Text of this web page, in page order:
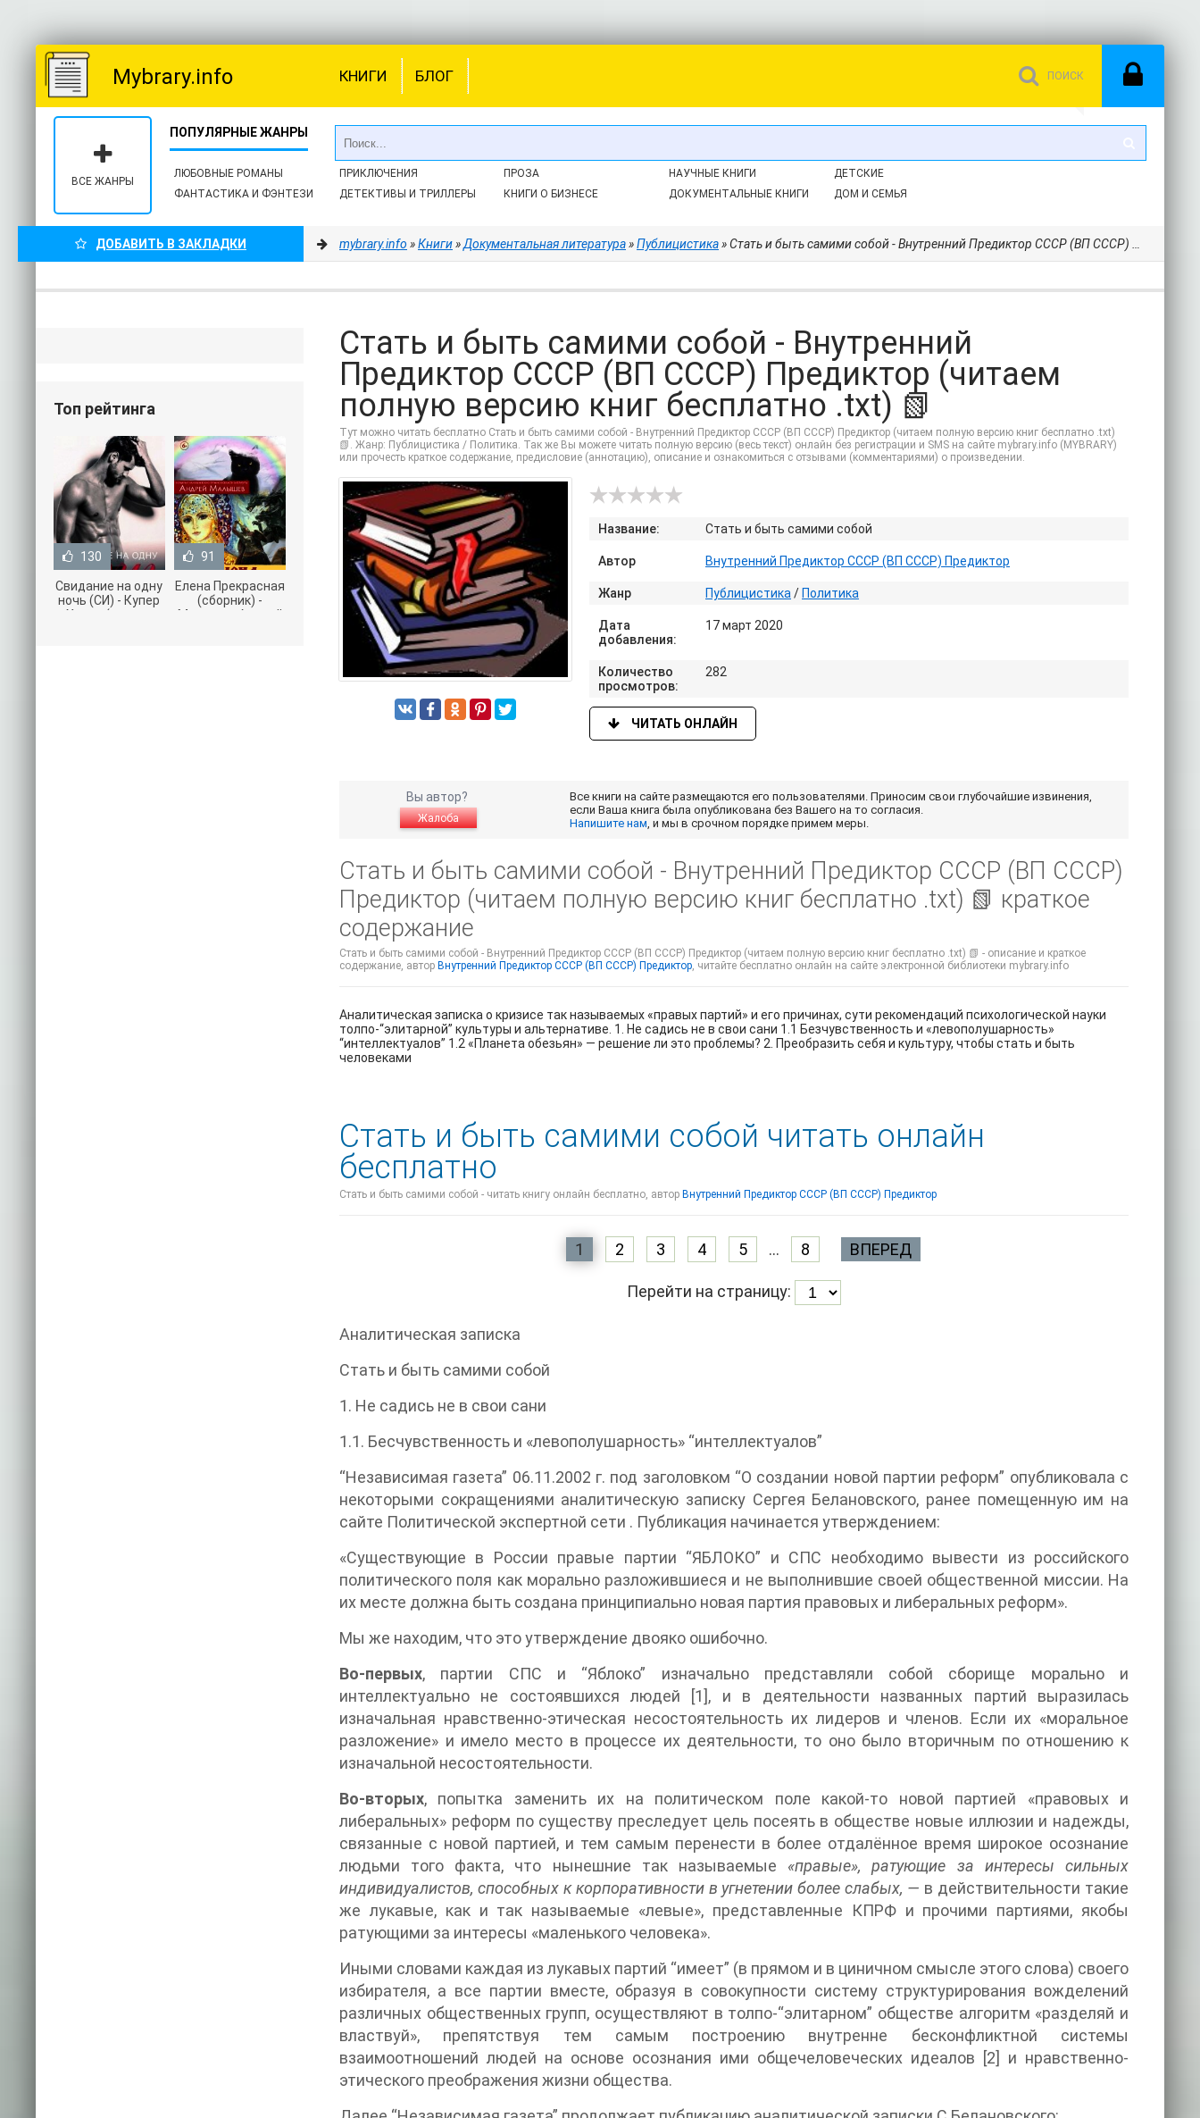
Mybrary.info КНИГИ БЛОГ
ЛЮБОВНЫЕ РОМАНЫ
ФАНТАСТИКА И ФЭНТЕЗИ
ПРИКЛЮЧЕНИЯ
ДЕТЕКТИВЫ И ТРИЛЛЕРЫ
ПРОЗА
КНИГИ О БИЗНЕСЕ
НАУЧНЫЕ КНИГИ
ДОКУМЕНТАЛЬНЫЕ КНИГИ
ДЕТСКИЕ
ДОМ И СЕМЬЯ
ВСЕ ЖАНРЫ
ДОБАВИТЬ В ЗАКЛАДКИ mybrary.info »Книги»Документальная литература»Публицистика» Стать и быть самими собой - Внутренний Предиктор СССР (ВП СССР) Предиктор (читаем полную версию книг бесплатно .txt) 📗
Стать и быть самими собой - Внутренний
Предиктор СССР (ВП СССР) Предиктор (читаем
полную версию книг бесплатно .txt) 📗
Тут можно читать бесплатно Стать и быть самими собой - Внутренний Предиктор СССР (ВП СССР) Предиктор (читаем полную версию книг бесплатно .txt)
📗. Жанр: Публицистика / Политика. Так же Вы можете читать полную версию (весь текст) онлайн без регистрации и SMS на сайте mybrary.info (MYBRARY)
или прочесть краткое содержание, предисловие (аннотацию), описание и ознакомиться с отзывами (комментариями) о произведении.
Название: Стать и быть самими собой
Автор Внутренний Предиктор СССР (ВП СССР) Предиктор
Жанр Публицистика / Политика
Дата
добавления:
17 март 2020
Количество
просмотров:
282
ЧИТАТЬ ОНЛАЙН
Вы автор?
Жалоба
Все книги на сайте размещаются его пользователями. Приносим свои глубочайшие извинения,
если Ваша книга была опубликована без Вашего на то согласия.
Напишите нам, и мы в срочном порядке примем меры.
Стать и быть самими собой - Внутренний Предиктор СССР (ВП СССР)
Предиктор (читаем полную версию книг бесплатно .txt) 📗 краткое
содержание
Стать и быть самими собой - Внутренний Предиктор СССР (ВП СССР) Предиктор (читаем полную версию книг бесплатно .txt) 📗 - описание и краткое
содержание, автор Внутренний Предиктор СССР (ВП СССР) Предиктор, читайте бесплатно онлайн на сайте электронной библиотеки mybrary.info
Аналитическая записка о кризисе так называемых «правых партий» и его причинах, сути рекомендаций психологической науки
толпо-“элитарной” культуры и альтернативе. 1. Не садись не в свои сани 1.1 Безчувственность и «левополушарность»
“интеллектуалов” 1.2 «Планета обезьян» — решение ли это проблемы? 2. Преобразить себя и культуру, чтобы стать и быть
человеками
Стать и быть самими собой читать онлайн
бесплатно
Стать и быть самими собой - читать книгу онлайн бесплатно, автор Внутренний Предиктор СССР (ВП СССР) Предиктор
1 2 3 4 5 ... 8 ВПЕРЕД
Перейти на страницу:
Аналитическая записка
Стать и быть самими собой
1. Не садись не в свои сани
1.1. Бесчувственность и «левополушарность» “интеллектуалов”
“Независимая газета” 06.11.2002 г. под заголовком “О создании новой партии реформ” опубликовала с
некоторыми сокращениями аналитическую записку Сергея Белановского, ранее помещенную им на
сайте Политической экспертной сети . Публикация начинается утверждением:
«Существующие в России правые партии “ЯБЛОКО” и СПС необходимо вывести из российского
политического поля как морально разложившиеся и не выполнившие своей общественной миссии. На
их месте должна быть создана принципиально новая партия правовых и либеральных реформ».
Мы же находим, что это утверждение двояко ошибочно.
Во-первых, партии СПС и “Яблоко” изначально представляли собой сборище морально и
интеллектуально не состоявшихся людей [1], и в деятельности названных партий выразилась
изначальная нравственно-этическая несостоятельность их лидеров и членов. Если их «моральное
разложение» и имело место в процессе их деятельности, то оно было вторичным по отношению к
изначальной несостоятельности.
Во-вторых, попытка заменить их на политическом поле какой-то новой партией «правовых и
либеральных» реформ по существу преследует цель посеять в обществе новые иллюзии и надежды,
связанные с новой партией, и тем самым перенести в более отдалённое время широкое осознание
людьми того факта, что нынешние так называемые «правые», ратующие за интересы сильных
индивидуалистов, способных к корпоративности в угнетении более слабых, — в действительности такие
же лукавые, как и так называемые «левые», представленные КПРФ и прочими партиями, якобы
ратующими за интересы «маленького человека».
Иными словами каждая из лукавых партий “имеет” (в прямом и в циничном смысле этого слова) своего
избирателя, а все партии вместе, образуя в совокупности систему структурирования вожделений
различных общественных групп, осуществляют в толпо-“элитарном” обществе алгоритм «разделяй и
властвуй», препятствуя тем самым построению внутренне бесконфликтной системы
взаимоотношений людей на основе осознания ими общечеловеческих идеалов [2] и нравственно-
этического преображения жизни общества.
Топ рейтинга
130
Свидание на одну
ночь (СИ) - Купер
Хелен (читать
91
Елена Прекрасная
(сборник) -
Малышев Андрей